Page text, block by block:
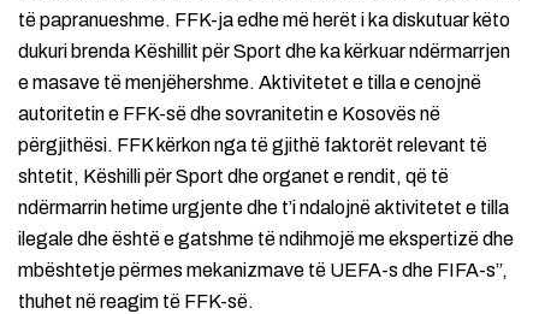
të papranueshme. FFK-ja edhe më herët i ka diskutuar këto
dukuri brenda Këshillit për Sport dhe ka kërkuar ndërmarrjen
e masave të menjëhershme. Aktivitetet e tilla e cenojnë
autoritetin e FFK-së dhe sovranitetin e Kosovës në
përgjithësi. FFK kërkon nga të gjithë faktorët relevant të
shtetit, Këshilli për Sport dhe organet e rendit, që të
ndërmarrin hetime urgjente dhe t’i ndalojnë aktivitetet e tilla
ilegale dhe është e gatshme të ndihmojë me ekspertizë dhe
mbështetje përmes mekanizmave të UEFA-s dhe FIFA-s”,
thuhet në reagim të FFK-së.